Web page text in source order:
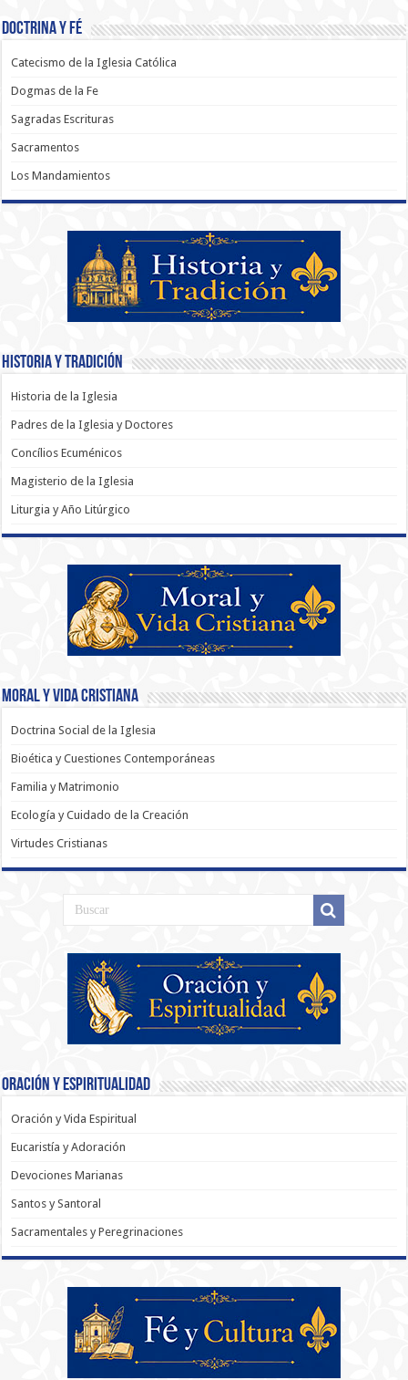
Doctrina y Fé
Catecismo de la Iglesia Católica
Dogmas de la Fe
Sagradas Escrituras
Sacramentos
Los Mandamientos
Historia y Tradición
Historia de la Iglesia
Padres de la Iglesia y Doctores
Concílios Ecuménicos
Magisterio de la Iglesia
Liturgia y Año Litúrgico
Moral y Vida Cristiana
Doctrina Social de la Iglesia
Bioética y Cuestiones Contemporáneas
Familia y Matrimonio
Ecología y Cuidado de la Creación
Virtudes Cristianas
Oración y Espiritualidad
Oración y Vida Espiritual
Eucaristía y Adoración
Devociones Marianas
Santos y Santoral
Sacramentales y Peregrinaciones